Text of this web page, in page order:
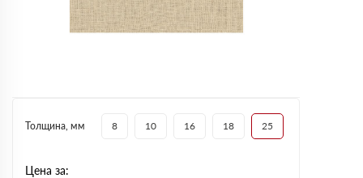
Толщина, мм 8 10 16 18 25
Цена за: